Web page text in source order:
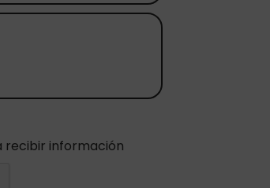
recibir información